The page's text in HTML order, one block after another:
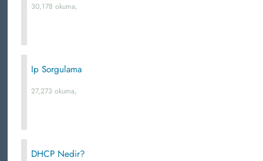
30,178 okuma,
Ip Sorgulama
27,273 okuma,
DHCP Nedir?